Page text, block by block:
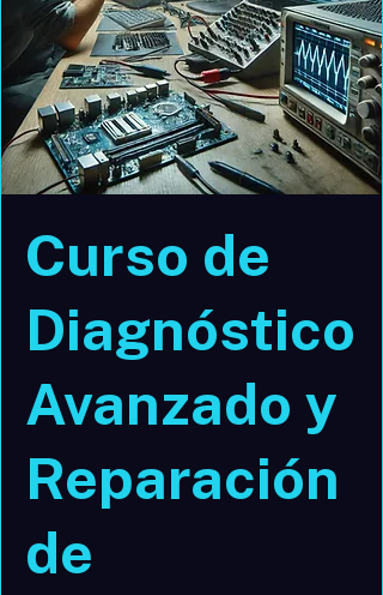
Curso de
Diagnóstico
Avanzado y
Reparación
de